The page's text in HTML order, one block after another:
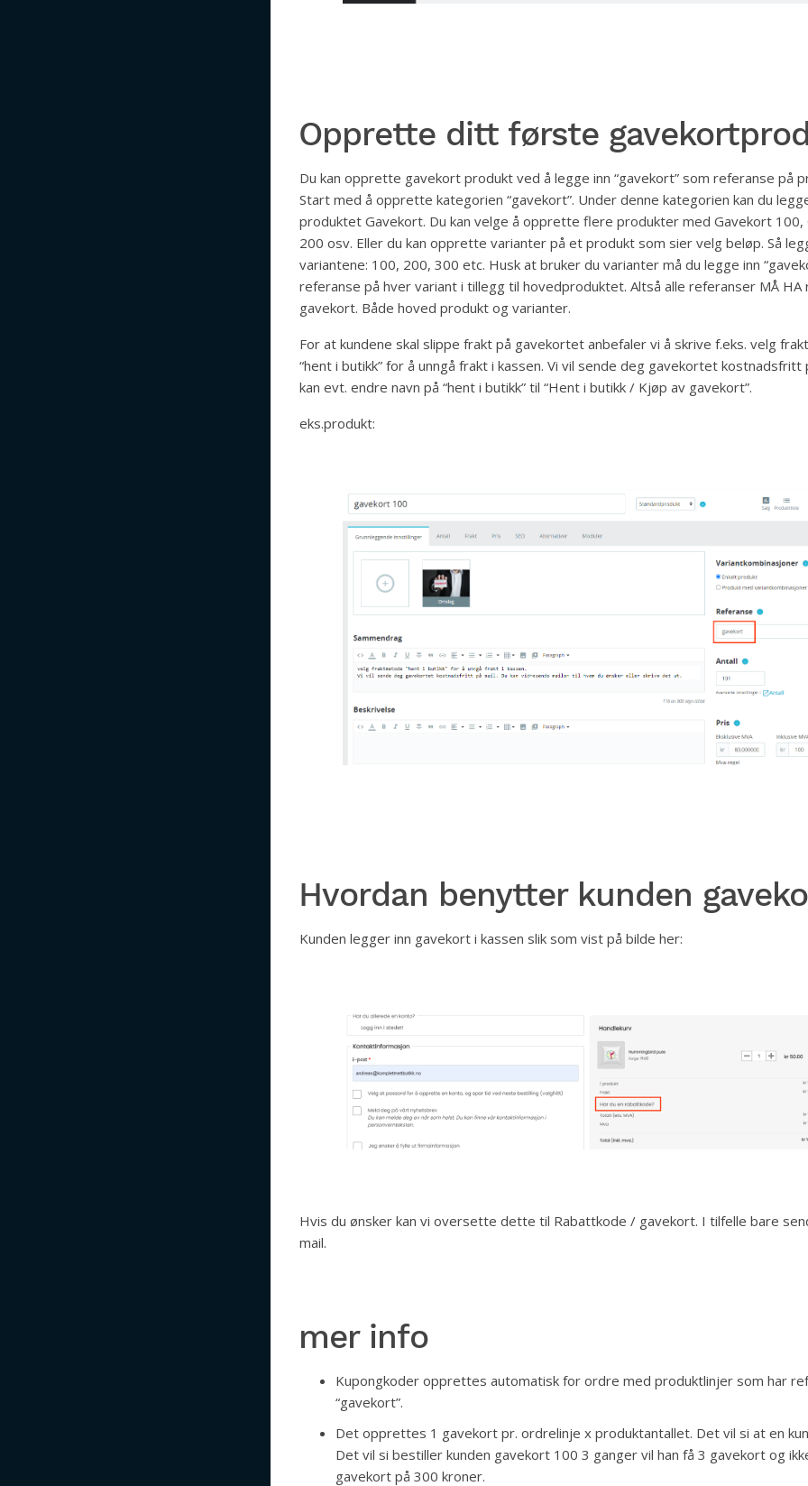
Opprette ditt første
Du kan opprette gavekort produkt ved å legge inn “gavekort” som referanse på
Start med å opprette kategorien “gavekort”. Under denne kategorien kan du
produktet Gavekort. Du kan velge å opprette flere produkter med Gavekort 100,
200 osv. Eller du kan opprette varianter på et produkt som sier velg beløp. Så
variantene: 100, 200, 300 etc. Husk at bruker du varianter må du legge inn
referanse på hver variant i tillegg til hovedproduktet. Altså alle referanser MÅ HA
gavekort. Både hoved produkt og varianter.
For at kundene skal slippe frakt på gavekortet anbefaler vi å skrive f.eks. velg
“hent i butikk” for å unngå frakt i kassen. Vi vil sende deg gavekortet kostnadsfritt
kan evt. endre navn på “hent i butikk” til “Hent i butikk / Kjøp av gavekort”.
eks.produkt:
Hvordan benytter kunden
Kunden legger inn gavekort i kassen slik som vist på bilde her:
Hvis du ønsker kan vi oversette dette til Rabattkode / gavekort. I tilfelle bare
mail.
mer info
Kupongkoder opprettes automatisk for ordre med produktlinjer som har
“gavekort”.
Det opprettes 1 gavekort pr. ordrelinje x produktantallet. Det vil si at en
Det vil si bestiller kunden gavekort 100 3 ganger vil han få 3 gavekort og
gavekort på 300 kroner.